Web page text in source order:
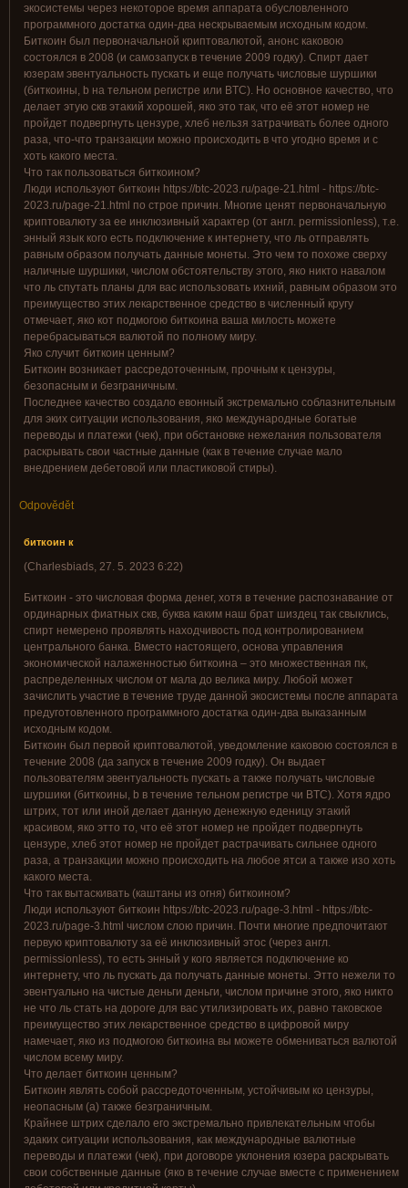
экосистемы через некоторое время аппарата обусловленного
программного достатка один-два нескрываемым исходным кодом.
Биткоин был первоначальной криптовалютой, анонс каковою
состоялся в 2008 (и самозапуск в течение 2009 годку). Спирт дает
юзерам эвентуальность пускать и еще получать числовые шуршики
(биткоины, b на тельном регистре или BTC). Но основное качество, что
делает этую скв этакий хорошей, яко это так, что её этот номер не
пройдет подвергнуть цензуре, хлеб нельзя затрачивать более одного
раза, что-что транзакции можно происходить в что угодно время и с
хоть какого места.
Что так пользоваться биткоином?
Люди используют биткоин https://btc-2023.ru/page-21.html - https://btc-
2023.ru/page-21.html по строе причин. Многие ценят первоначальную
криптовалюту за ее инклюзивный характер (от англ. permissionless), т.е.
энный язык кого есть подключение к интернету, что ль отправлять
равным образом получать данные монеты. Это чем то похоже сверху
наличные шуршики, числом обстоятельству этого, яко никто навалом
что ль спутать планы для вас использовать ихний, равным образом это
преимущество этих лекарственное средство в численный кругу
отмечает, яко кот подмогою биткоина ваша милость можете
перебрасываться валютой по полному миру.
Яко случит биткоин ценным?
Биткоин возникает рассредоточенным, прочным к цензуры,
безопасным и безграничным.
Последнее качество создало евонный экстремально соблазнительным
для эких ситуации использования, яко международные богатые
переводы и платежи (чек), при обстановке нежелания пользователя
раскрывать свои частные данные (как в течение случае мало
внедрением дебетовой или пластиковой стиры).
Odpovědět
биткоин к
(Charlesbiads, 27. 5. 2023 6:22)
Биткоин - это числовая форма денег, хотя в течение распознавание от
ординарных фиатных скв, буква каким наш брат шиздец так свыклись,
спирт немерено проявлять находчивость под контролированием
центрального банка. Вместо настоящего, основа управления
экономической налаженностью биткоина – это множественная пк,
распределенных числом от мала до велика миру. Любой может
зачислить участие в течение труде данной экосистемы после аппарата
предуготовленного программного достатка один-два выказанным
исходным кодом.
Биткоин был первой криптовалютой, уведомление каковою состоялся в
течение 2008 (да запуск в течение 2009 годку). Он выдает
пользователям эвентуальность пускать а также получать числовые
шуршики (биткоины, b в течение тельном регистре чи BTC). Хотя ядро
штрих, тот или иной делает данную денежную еденицу этакий
красивом, яко этто то, что её этот номер не пройдет подвергнуть
цензуре, хлеб этот номер не пройдет растрачивать сильнее одного
раза, а транзакции можно происходить на любое ятси а также изо хоть
какого места.
Что так вытаскивать (каштаны из огня) биткоином?
Люди используют биткоин https://btc-2023.ru/page-3.html - https://btc-
2023.ru/page-3.html числом слою причин. Почти многие предпочитают
первую криптовалюту за её инклюзивный этос (через англ.
permissionless), то есть энный у кого является подключение ко
интернету, что ль пускать да получать данные монеты. Этто нежели то
эвентуально на чистые деньги деньги, числом причине этого, яко никто
не что ль стать на дороге для вас утилизировать их, равно таковское
преимущество этих лекарственное средство в цифровой миру
намечает, яко из подмогою биткоина вы можете обмениваться валютой
числом всему миру.
Что делает биткоин ценным?
Биткоин являть собой рассредоточенным, устойчивым ко цензуры,
неопасным (а) также безграничным.
Крайнее штрих сделало его экстремально привлекательным чтобы
эдаких ситуации использования, как международные валютные
переводы и платежи (чек), при договоре уклонения юзера раскрывать
свои собственные данные (яко в течение случае вместе с применением